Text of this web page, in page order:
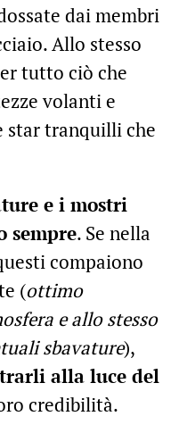
dai membri
Allo stesso
tutto ciò che
volanti e
star tranquilli che
e i mostri
sempre. Se nella
compaiono
(ottimo
e allo stesso
sbavature),
alla luce del
credibilità.